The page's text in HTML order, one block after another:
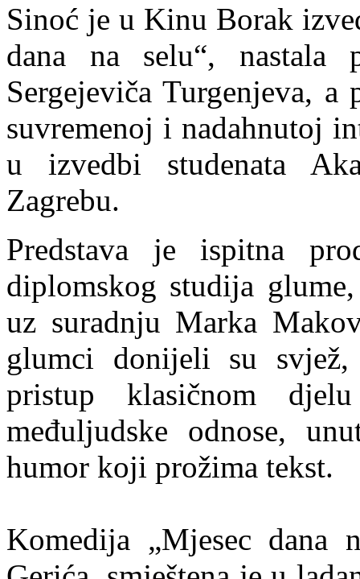
Sinoć je u Kinu Borak
dana na selu“, nastala
Sergejeviča Turgenjeva,
suvremenoj i nadahnutoj
u izvedbi studenata
Zagrebu.
Predstava je ispitna
diplomskog studija
uz suradnju Marka
glumci donijeli su
pristup klasičnom
međuljudske odnose,
humor koji prožima tekst.
Komedija „Mjesec dana